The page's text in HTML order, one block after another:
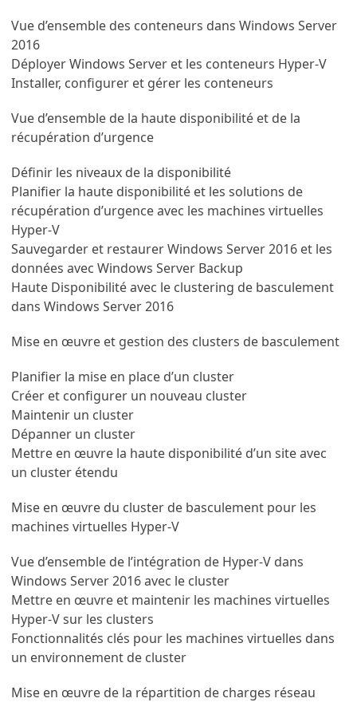
Vue d’ensemble des conteneurs dans Windows Server
2016
Déployer Windows Server et les conteneurs Hyper-V
Installer, configurer et gérer les conteneurs
Vue d’ensemble de la haute disponibilité et de la
récupération d’urgence
Définir les niveaux de la disponibilité
Planifier la haute disponibilité et les solutions de
récupération d’urgence avec les machines virtuelles
Hyper-V
Sauvegarder et restaurer Windows Server 2016 et les
données avec Windows Server Backup
Haute Disponibilité avec le clustering de basculement
dans Windows Server 2016
Mise en œuvre et gestion des clusters de basculement
Planifier la mise en place d’un cluster
Créer et configurer un nouveau cluster
Maintenir un cluster
Dépanner un cluster
Mettre en œuvre la haute disponibilité d’un site avec
un cluster étendu
Mise en œuvre du cluster de basculement pour les
machines virtuelles Hyper-V
Vue d’ensemble de l’intégration de Hyper-V dans
Windows Server 2016 avec le cluster
Mettre en œuvre et maintenir les machines virtuelles
Hyper-V sur les clusters
Fonctionnalités clés pour les machines virtuelles dans
un environnement de cluster
Mise en œuvre de la répartition de charges réseau